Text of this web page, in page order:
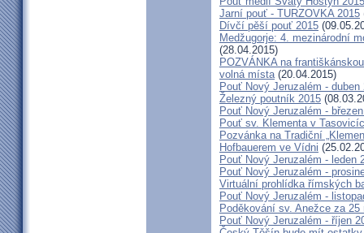
Jarní pouť - TURZOVKA 2015
Dívčí pěší pouť 2015
Medžugorje: 4. mezinárodní
(28.04.2015)
POZVÁNKA na
volná místa(20.04.2015)
Pouť Nový Jeruzalém - duben
Železný poutník 2015
Pouť Nový Jeruzalém -
Pouť sv. Klementa v
Pozvánka na Tradiční
Hofbauerem ve Vídni
Pouť Nový Jeruzalém - leden
Pouť Nový Jeruzalém -
Virtuální prohlídka římských
Pouť Nový Jeruzalém -
Poděkování sv. Anežce za 25
Pouť Nový Jeruzalém - říjen